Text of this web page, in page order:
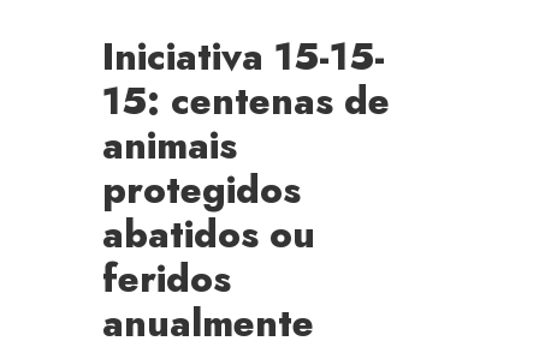
Iniciativa 15-15-
15: centenas de
animais
protegidos
abatidos ou
feridos
anualmente